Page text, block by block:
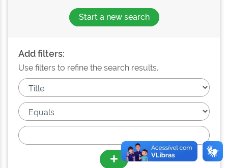
Start a new search
Add filters:
Use filters to refine the search results.